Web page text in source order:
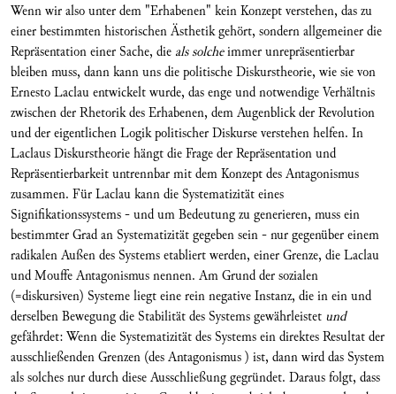
Wenn wir also unter dem "Erhabenen" kein Konzept verstehen, das zu
einer bestimmten historischen Ästhetik gehört, sondern allgemeiner die
Repräsentation einer Sache, die als solcheimmer unrepräsentierbar
bleiben muss, dann kann uns die politische Diskurstheorie, wie sie von
Ernesto Laclau entwickelt wurde, das enge und notwendige Verhältnis
zwischen der Rhetorik des Erhabenen, dem Augenblick der Revolution
und der eigentlichen Logik politischer Diskurse verstehen helfen. In
Laclaus Diskurstheorie hängt die Frage der Repräsentation und
Repräsentierbarkeit untrennbar mit dem Konzept des Antagonismus
zusammen. Für Laclau kann die Systematizität eines
Signifikationssystems - und um Bedeutung zu generieren, muss ein
bestimmter Grad an Systematizität gegeben sein - nur gegenüber einem
radikalen Außen des Systems etabliert werden, einer Grenze, die Laclau
und Mouffe Antagonismus nennen. Am Grund der sozialen
(=diskursiven) Systeme liegt eine rein negative Instanz, die in ein und
derselben Bewegung die Stabilität des Systems gewährleistet und
gefährdet: Wenn die Systematizität des Systems ein direktes Resultat der
ausschließenden Grenzen (des Antagonismus ) ist, dann wird das System
als solches nur durch diese Ausschließung gegründet. Daraus folgt, dass